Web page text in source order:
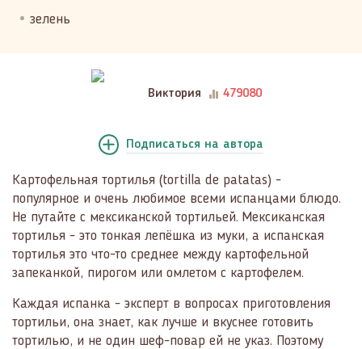
зелень
Виктория 479080
Подписаться на автора
Картофельная тортилья (tortilla de patatas) -
популярное и очень любимое всеми испанцами блюдо.
Не путайте с мексиканской тортильей. Мексиканская
тортилья - это тонкая лепёшка из муки, а испанская
тортилья это что-то среднее между картофельной
запеканкой, пирогом или омлетом с картофелем.
Каждая испанка - эксперт в вопросах приготовления
тортильи, она знает, как лучше и вкуснее готовить
тортилью, и не один шеф-повар ей не указ. Поэтому